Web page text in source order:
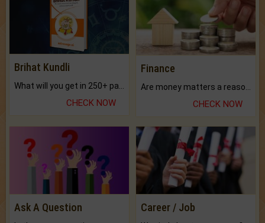
Brihat Kundli
CHECK NOW
Finance
CHECK NOW
Ask A Question Career / Job